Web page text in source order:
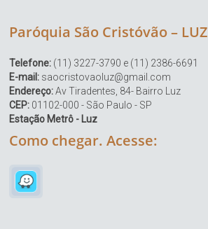
Paróquia São Cristóvão – LUZ
Telefone: (11) 3227-3790 e (11) 2386-6691
E-mail: saocristovaoluz@gmail.com
Endereço:Av Tiradentes, 84- Bairro Luz
CEP: 01102-000 - São Paulo - SP
Estação Metrô - Luz
Como chegar. Acesse: